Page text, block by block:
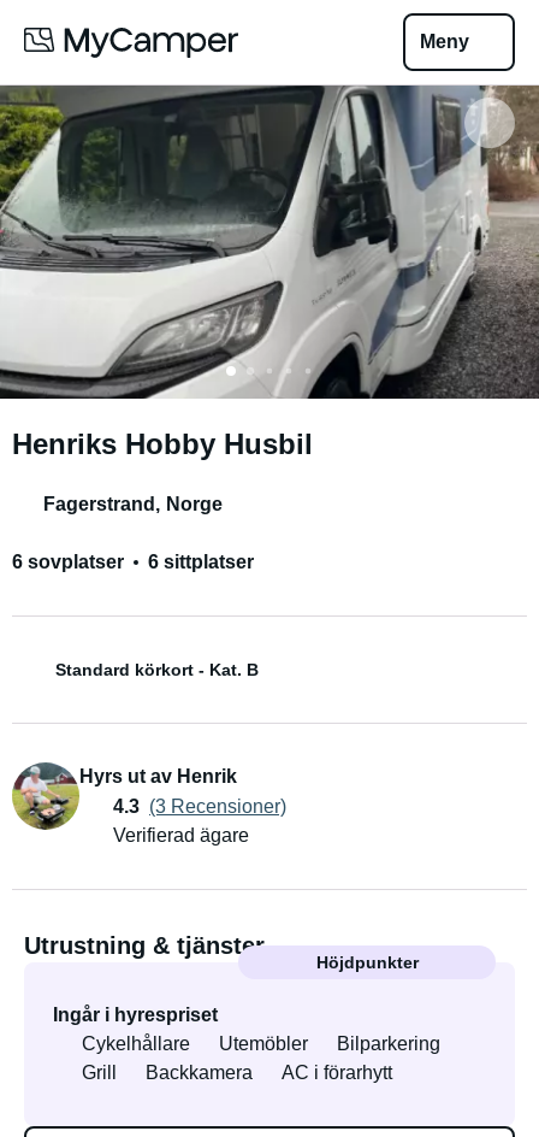
Meny
Henriks Hobby Husbil
Fagerstrand , Norge
6 sovplatser 6 sittplatser
Standard körkort - Kat. B
Hyrs ut av Henrik
4.3 (3 Recensioner)
Verifierad ägare
Utrustning & tjänster
Höjdpunkter
Ingår i hyrespriset
Cykelhållare
Utemöbler
Bilparkering
Grill
Backkamera AC i förarhytt